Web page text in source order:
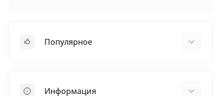
Популярное
Информация